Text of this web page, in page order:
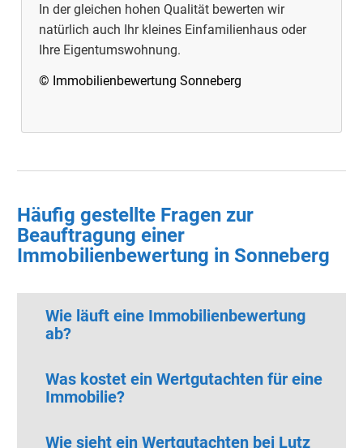
In der gleichen hohen Qualität bewerten wir
natürlich auch Ihr kleines Einfamilienhaus oder
Ihre Eigentumswohnung.
© Immobilienbewertung Sonneberg
Häufig gestellte Fragen zur
Beauftragung einer
Immobilienbewertung in Sonneberg
Wie läuft eine Immobilienbewertung
ab?
Was kostet ein Wertgutachten für eine
Immobilie?
Wie sieht ein Wertgutachten bei Lutz